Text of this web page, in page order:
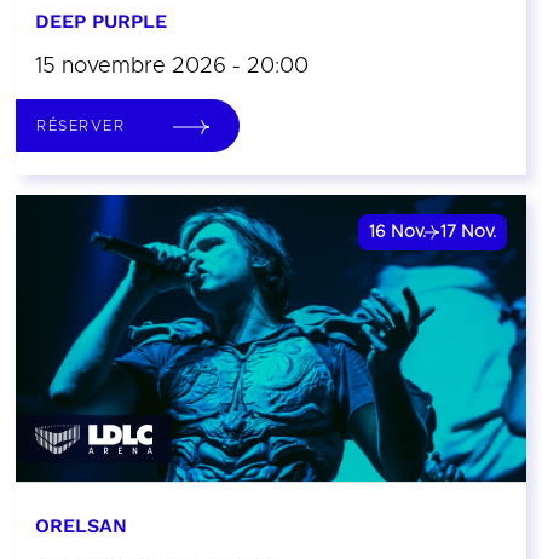
DEEP PURPLE
15 novembre 2026 - 20:00
RÉSERVER
16 Nov. 17 Nov.
ORELSAN